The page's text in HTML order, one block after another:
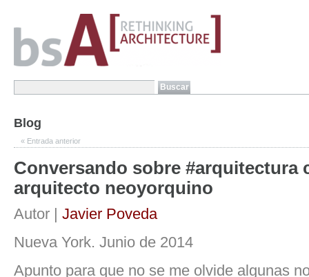
Blog
« Entrada anterior
Conversando sobre #arquitectura
arquitecto neoyorquino
Autor | Javier Poveda
Nueva York. Junio de 2014
Apunto para que no se me olvide algunas